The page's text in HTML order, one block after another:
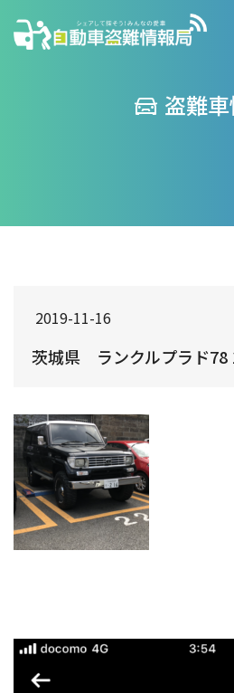
盗難
2019-11-16
茨城県 ランクルプラド78